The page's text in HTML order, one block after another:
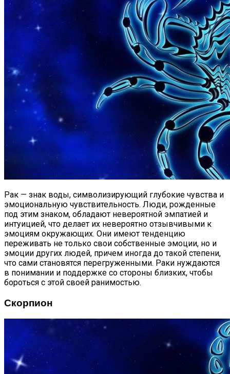
Рак — знак воды, символизирующий глубокие чувства и
эмоциональную чувствительность. Люди, рожденные
под этим знаком, обладают невероятной эмпатией и
интуицией, что делает их невероятно отзывчивыми к
эмоциям окружающих. Они имеют тенденцию
переживать не только свои собственные эмоции, но и
эмоции других людей, причем иногда до такой степени,
что сами становятся перегруженными. Раки нуждаются
в понимании и поддержке со стороны близких, чтобы
бороться с этой своей ранимостью.
Скорпион